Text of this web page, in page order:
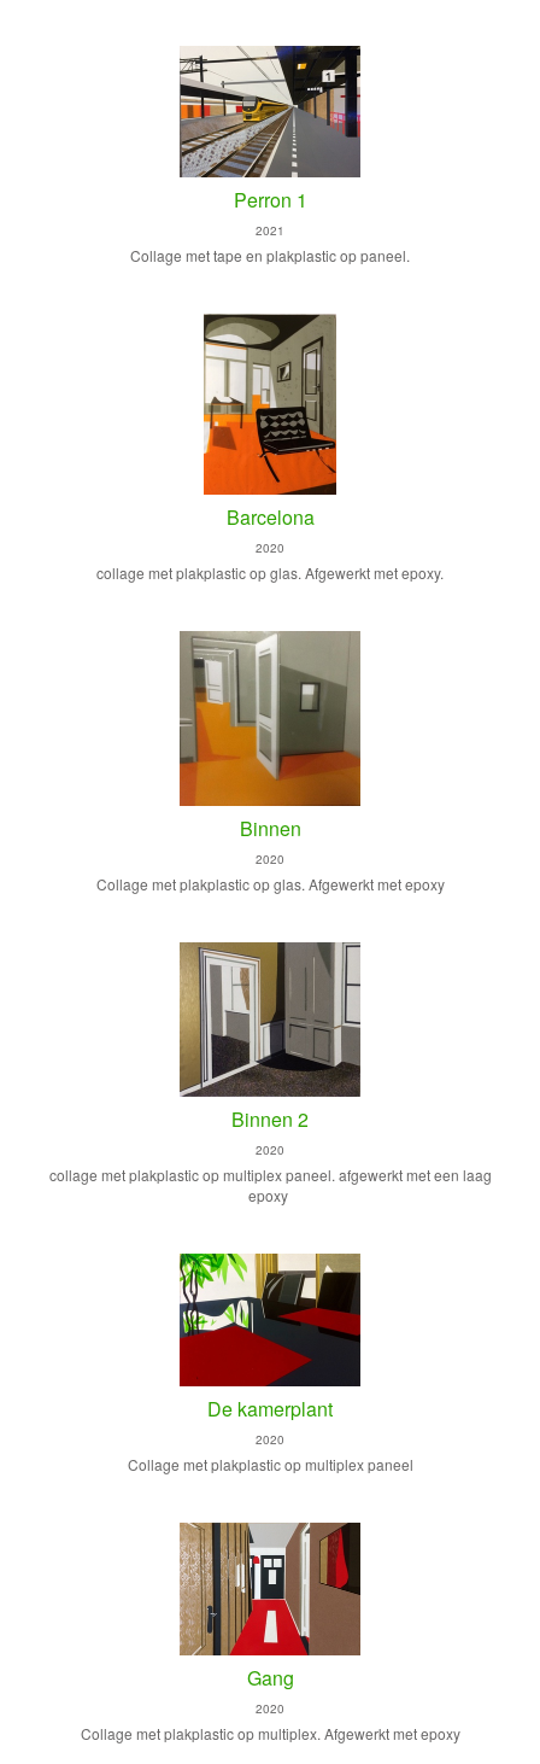
Perron 1
2021
Collage met tape en plakplastic op paneel.
Barcelona
2020
collage met plakplastic op glas. Afgewerkt met epoxy.
Binnen
2020
Collage met plakplastic op glas. Afgewerkt met epoxy
Binnen 2
2020
collage met plakplastic op multiplex paneel. afgewerkt met een laag
epoxy
De kamerplant
2020
Collage met plakplastic op multiplex paneel
Gang
2020
Collage met plakplastic op multiplex. Afgewerkt met epoxy